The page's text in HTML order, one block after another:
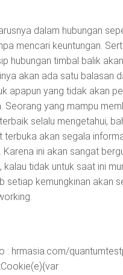
dalam hubungan
mencari keuntungan.
hubungan timbal balik
akan ada satu balasan
apapun yang tidak akan
Seorang yang mampu
selalu mengetahui,
terbuka akan segala
Karena ini akan sangat
kalau tidak untuk saat ini
setiap kemungkinan akan
: hrmasia.com/